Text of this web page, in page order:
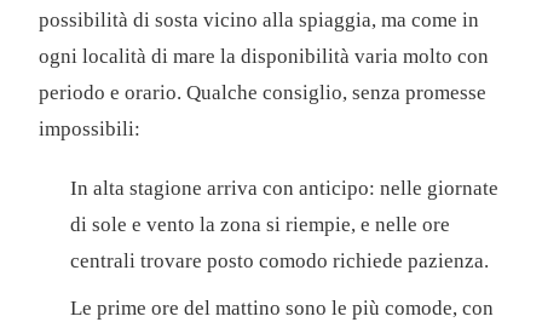
possibilità di sosta vicino alla spiaggia, ma come in
ogni località di mare la disponibilità varia molto con
periodo e orario. Qualche consiglio, senza promesse
impossibili:
In alta stagione arriva con anticipo: nelle giornate
di sole e vento la zona si riempie, e nelle ore
centrali trovare posto comodo richiede pazienza.
Le prime ore del mattino sono le più comode, con